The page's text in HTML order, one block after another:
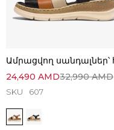
32,990AMD
24,490 AMD
SKU 607